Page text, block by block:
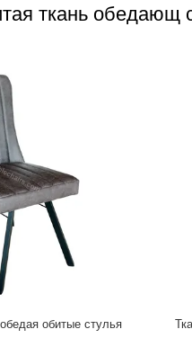
ткань обедающ
столбики для обеда